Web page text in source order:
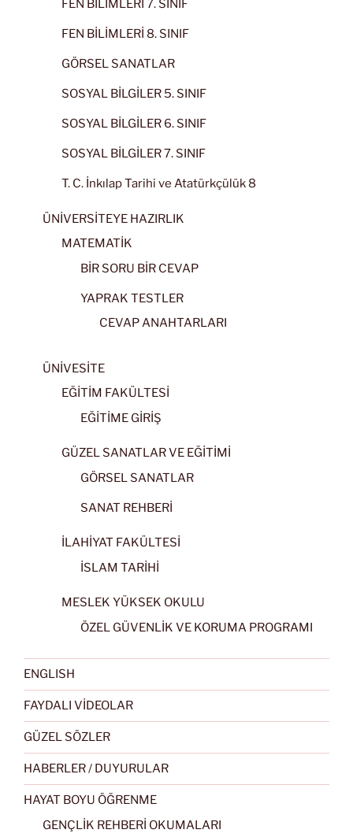
FEN BİLİMLERİ 7. SINIF
FEN BİLİMLERİ 8. SINIF
GÖRSEL SANATLAR
SOSYAL BİLGİLER 5. SINIF
SOSYAL BİLGİLER 6. SINIF
SOSYAL BİLGİLER 7. SINIF
T. C. İnkılap Tarihi ve Atatürkçülük 8
ÜNİVERSİTEYE HAZIRLIK
MATEMATİK
BİR SORU BİR CEVAP
YAPRAK TESTLER
CEVAP ANAHTARLARI
ÜNİVESİTE
EĞİTİM FAKÜLTESİ
EĞİTİME GİRİŞ
GÜZEL SANATLAR VE EĞİTİMİ
GÖRSEL SANATLAR
SANAT REHBERİ
İLAHİYAT FAKÜLTESİ
İSLAM TARİHİ
MESLEK YÜKSEK OKULU
ÖZEL GÜVENLİK VE KORUMA PROGRAMI
ENGLISH
FAYDALI VİDEOLAR
GÜZEL SÖZLER
HABERLER / DUYURULAR
HAYAT BOYU ÖĞRENME
GENÇLİK REHBERİ OKUMALARI